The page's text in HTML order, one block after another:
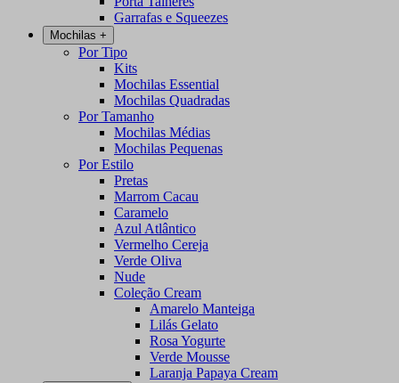
Garrafas e Squeezes
Mochilas +
Por Tipo
Kits
Mochilas Essential
Mochilas Quadradas
Por Tamanho
Mochilas Médias
Mochilas Pequenas
Por Estilo
Pretas
Marrom Cacau
Caramelo
Azul Atlântico
Vermelho Cereja
Verde Oliva
Nude
Coleção Cream
Amarelo Manteiga
Lilás Gelato
Rosa Yogurte
Verde Mousse
Laranja Papaya Cream